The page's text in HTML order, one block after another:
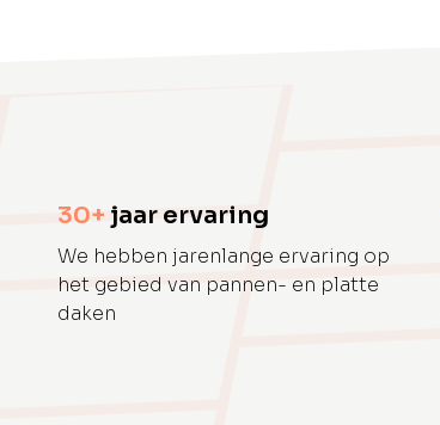
30+ jaar ervaring
We hebben jarenlange ervaring op
het gebied van pannen- en platte
daken